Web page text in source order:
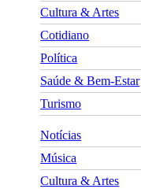
Cultura & Artes
Cotidiano
Política
Saúde & Bem-Estar
Turismo
Notícias
Música
Cultura & Artes